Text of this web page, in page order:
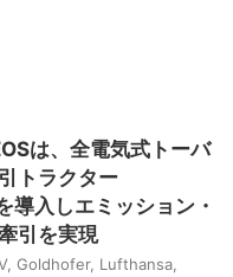
は、全電気式トーバ
トラクター
導入しエミッション・
引を実現
, Goldhofer, Lufthansa